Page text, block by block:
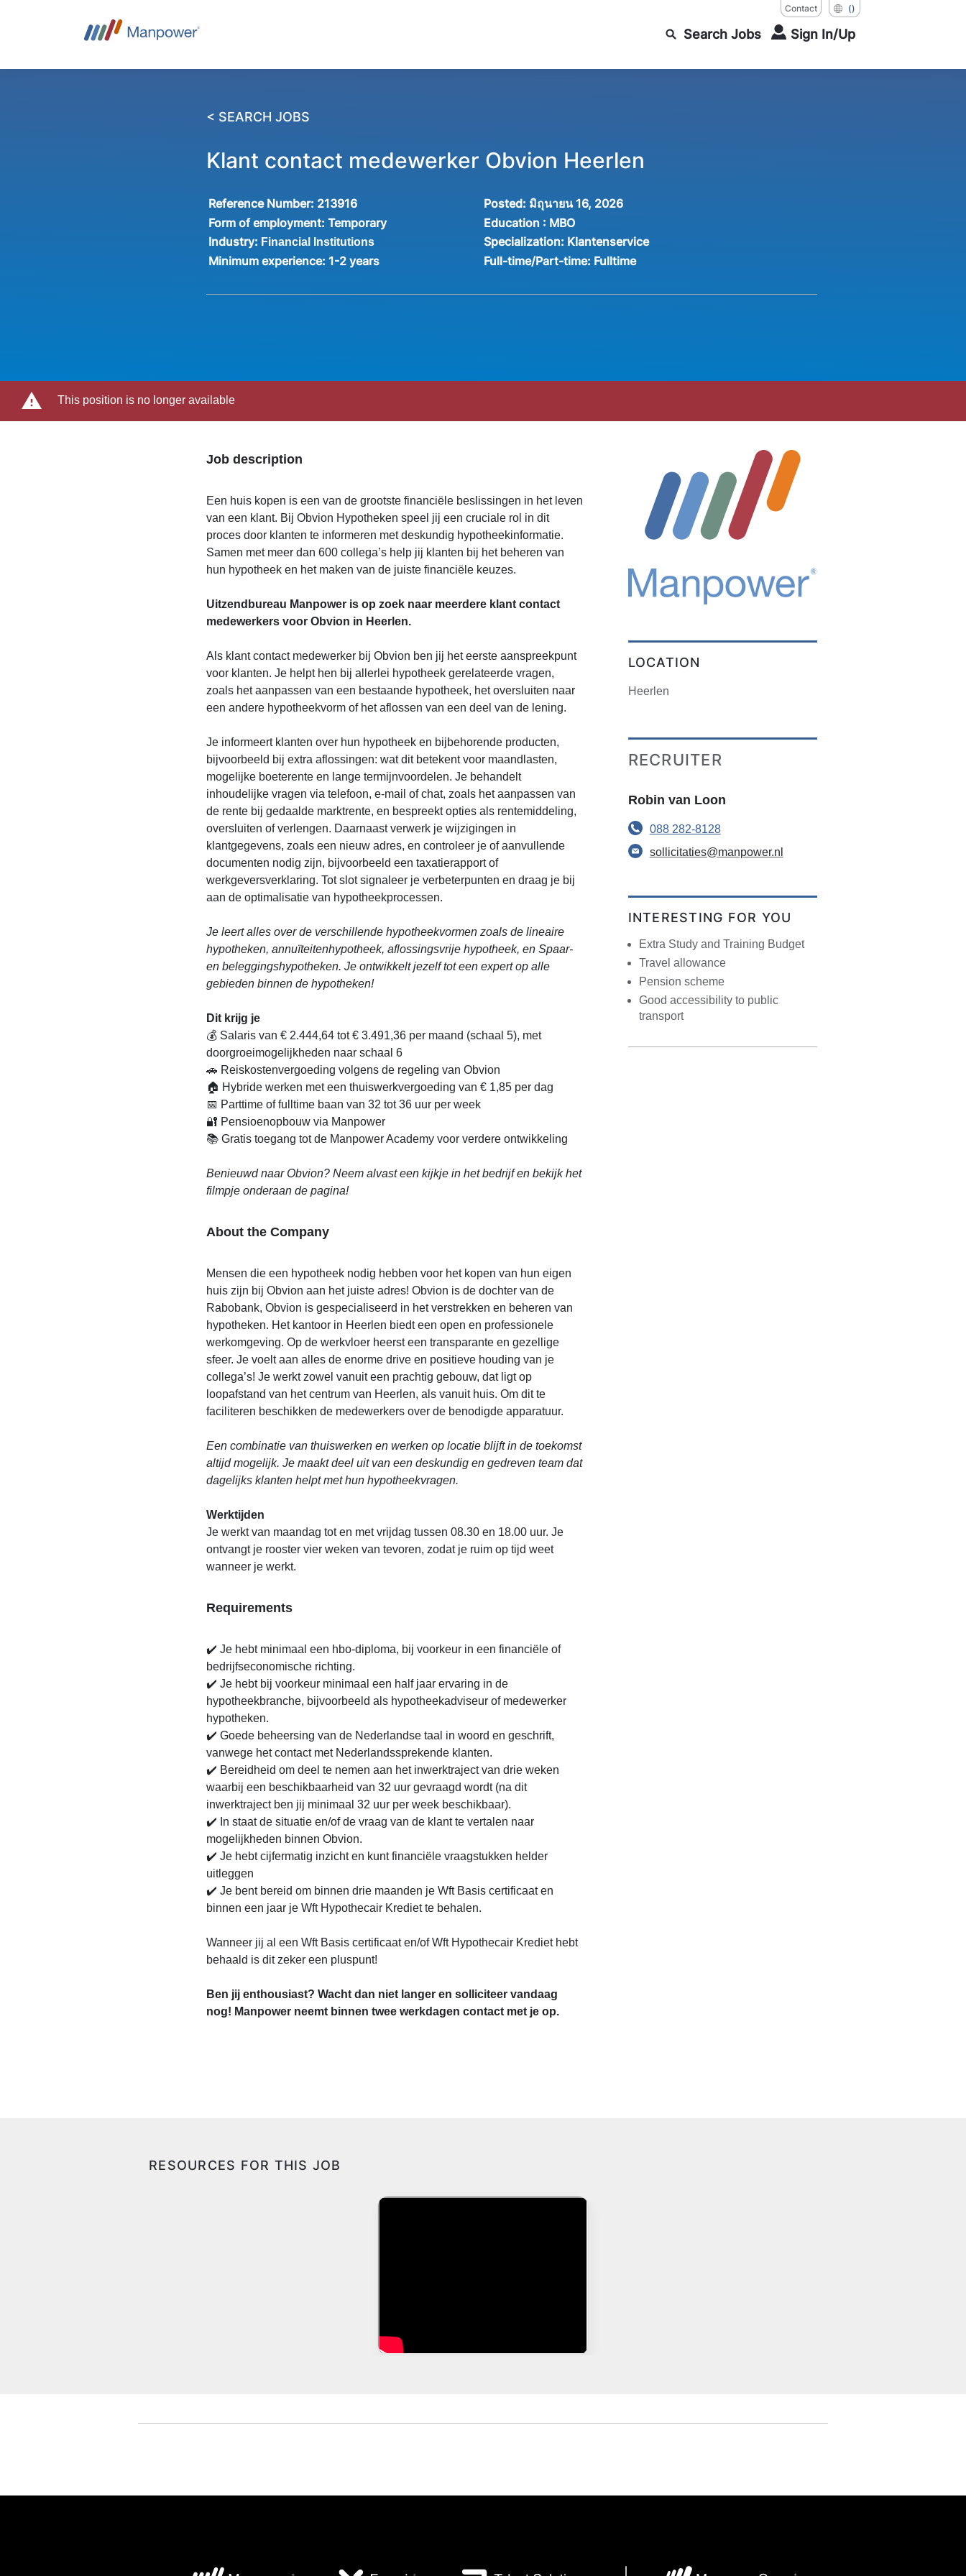
Contact ()
Search Jobs Sign In/Up
< SEARCH JOBS
Klant contact medewerker Obvion Heerlen
Reference Number: 213916 Posted: มิถุนายน 16, 2026
Form of employment:Temporary Education : MBO
Industry: Financial Institutions Specialization: Klantenservice
Minimum experience: 1-2 years Full-time/Part-time: Fulltime
This position is no longer available
Job description
Een huis kopen is een van de grootste financiële beslissingen in het leven
van een klant. Bij Obvion Hypotheken speel jij een cruciale rol in dit
proces door klanten te informeren met deskundig hypotheekinformatie.
Samen met meer dan 600 collega’s help jij klanten bij het beheren van
hun hypotheek en het maken van de juiste financiële keuzes.
Uitzendbureau Manpower is op zoek naar meerdere klant contact
medewerkers voor Obvion in Heerlen.
Als klant contact medewerker bij Obvion ben jij het eerste aanspreekpunt
voor klanten. Je helpt hen bij allerlei hypotheek gerelateerde vragen,
zoals het aanpassen van een bestaande hypotheek, het oversluiten naar
een andere hypotheekvorm of het aflossen van een deel van de lening.
Je informeert klanten over hun hypotheek en bijbehorende producten,
bijvoorbeeld bij extra aflossingen: wat dit betekent voor maandlasten,
mogelijke boeterente en lange termijnvoordelen. Je behandelt
inhoudelijke vragen via telefoon, e-mail of chat, zoals het aanpassen van
de rente bij gedaalde marktrente, en bespreekt opties als rentemiddeling,
oversluiten of verlengen. Daarnaast verwerk je wijzigingen in
klantgegevens, zoals een nieuw adres, en controleer je of aanvullende
documenten nodig zijn, bijvoorbeeld een taxatierapport of
werkgeversverklaring. Tot slot signaleer je verbeterpunten en draag je bij
aan de optimalisatie van hypotheekprocessen.
Je leert alles over de verschillende hypotheekvormen zoals de lineaire
hypotheken, annuïteitenhypotheek, aflossingsvrije hypotheek, en Spaar-
en beleggingshypotheken. Je ontwikkelt jezelf tot een expert op alle
gebieden binnen de hypotheken!
Dit krijg je
💰 Salaris van € 2.444,64 tot € 3.491,36 per maand (schaal 5), met
doorgroeimogelijkheden naar schaal 6
🚗 Reiskostenvergoeding volgens de regeling van Obvion
🏠 Hybride werken met een thuiswerkvergoeding van € 1,85 per dag
📅 Parttime of fulltime baan van 32 tot 36 uur per week
🔐 Pensioenopbouw via Manpower
📚 Gratis toegang tot de Manpower Academy voor verdere ontwikkeling
Benieuwd naar Obvion? Neem alvast een kijkje in het bedrijf en bekijk het
filmpje onderaan de pagina!
About the Company
Mensen die een hypotheek nodig hebben voor het kopen van hun eigen
huis zijn bij Obvion aan het juiste adres! Obvion is de dochter van de
Rabobank, Obvion is gespecialiseerd in het verstrekken en beheren van
hypotheken. Het kantoor in Heerlen biedt een open en professionele
werkomgeving. Op de werkvloer heerst een transparante en gezellige
sfeer. Je voelt aan alles de enorme drive en positieve houding van je
collega’s! Je werkt zowel vanuit een prachtig gebouw, dat ligt op
loopafstand van het centrum van Heerlen, als vanuit huis. Om dit te
faciliteren beschikken de medewerkers over de benodigde apparatuur.
Een combinatie van thuiswerken en werken op locatie blijft in de toekomst
altijd mogelijk. Je maakt deel uit van een deskundig en gedreven team dat
dagelijks klanten helpt met hun hypotheekvragen.
Werktijden
Je werkt van maandag tot en met vrijdag tussen 08.30 en 18.00 uur. Je
ontvangt je rooster vier weken van tevoren, zodat je ruim op tijd weet
wanneer je werkt.
Requirements
✔️ Je hebt minimaal een hbo-diploma, bij voorkeur in een financiële of
bedrijfseconomische richting.
✔️ Je hebt bij voorkeur minimaal een half jaar ervaring in de
hypotheekbranche, bijvoorbeeld als hypotheekadviseur of medewerker
hypotheken.
✔️ Goede beheersing van de Nederlandse taal in woord en geschrift,
vanwege het contact met Nederlandssprekende klanten.
✔️ Bereidheid om deel te nemen aan het inwerktraject van drie weken
waarbij een beschikbaarheid van 32 uur gevraagd wordt (na dit
inwerktraject ben jij minimaal 32 uur per week beschikbaar).
✔️ In staat de situatie en/of de vraag van de klant te vertalen naar
mogelijkheden binnen Obvion.
✔️ Je hebt cijfermatig inzicht en kunt financiële vraagstukken helder
uitleggen
✔️ Je bent bereid om binnen drie maanden je Wft Basis certificaat en
binnen een jaar je Wft Hypothecair Krediet te behalen.
Wanneer jij al een Wft Basis certificaat en/of Wft Hypothecair Krediet hebt
behaald is dit zeker een pluspunt!
Ben jij enthousiast? Wacht dan niet langer en solliciteer vandaag
nog! Manpower neemt binnen twee werkdagen contact met je op.
LOCATION
Heerlen
RECRUITER
Robin van Loon
088 282-8128
sollicitaties@manpower.nl
INTERESTING FOR YOU
Extra Study and Training Budget
Travel allowance
Pension scheme
Good accessibility to public
transport
RESOURCES FOR THIS JOB